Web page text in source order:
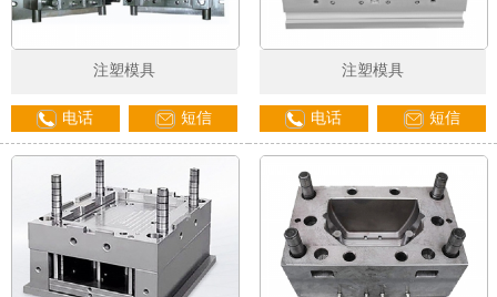
注塑模具
电话 短信
注塑模具
电话 短信